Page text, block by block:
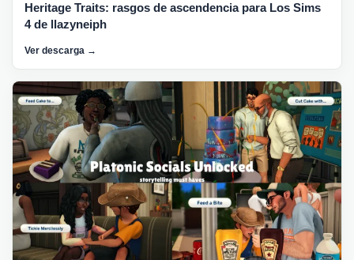
Heritage Traits: rasgos de ascendencia para Los Sims
4 de llazyneiph
Ver descarga →